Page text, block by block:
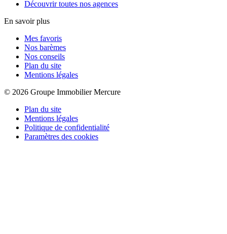
Découvrir toutes nos agences
En savoir plus
Mes favoris
Nos barèmes
Nos conseils
Plan du site
Mentions légales
© 2026 Groupe Immobilier Mercure
Plan du site
Mentions légales
Politique de confidentialité
Paramètres des cookies